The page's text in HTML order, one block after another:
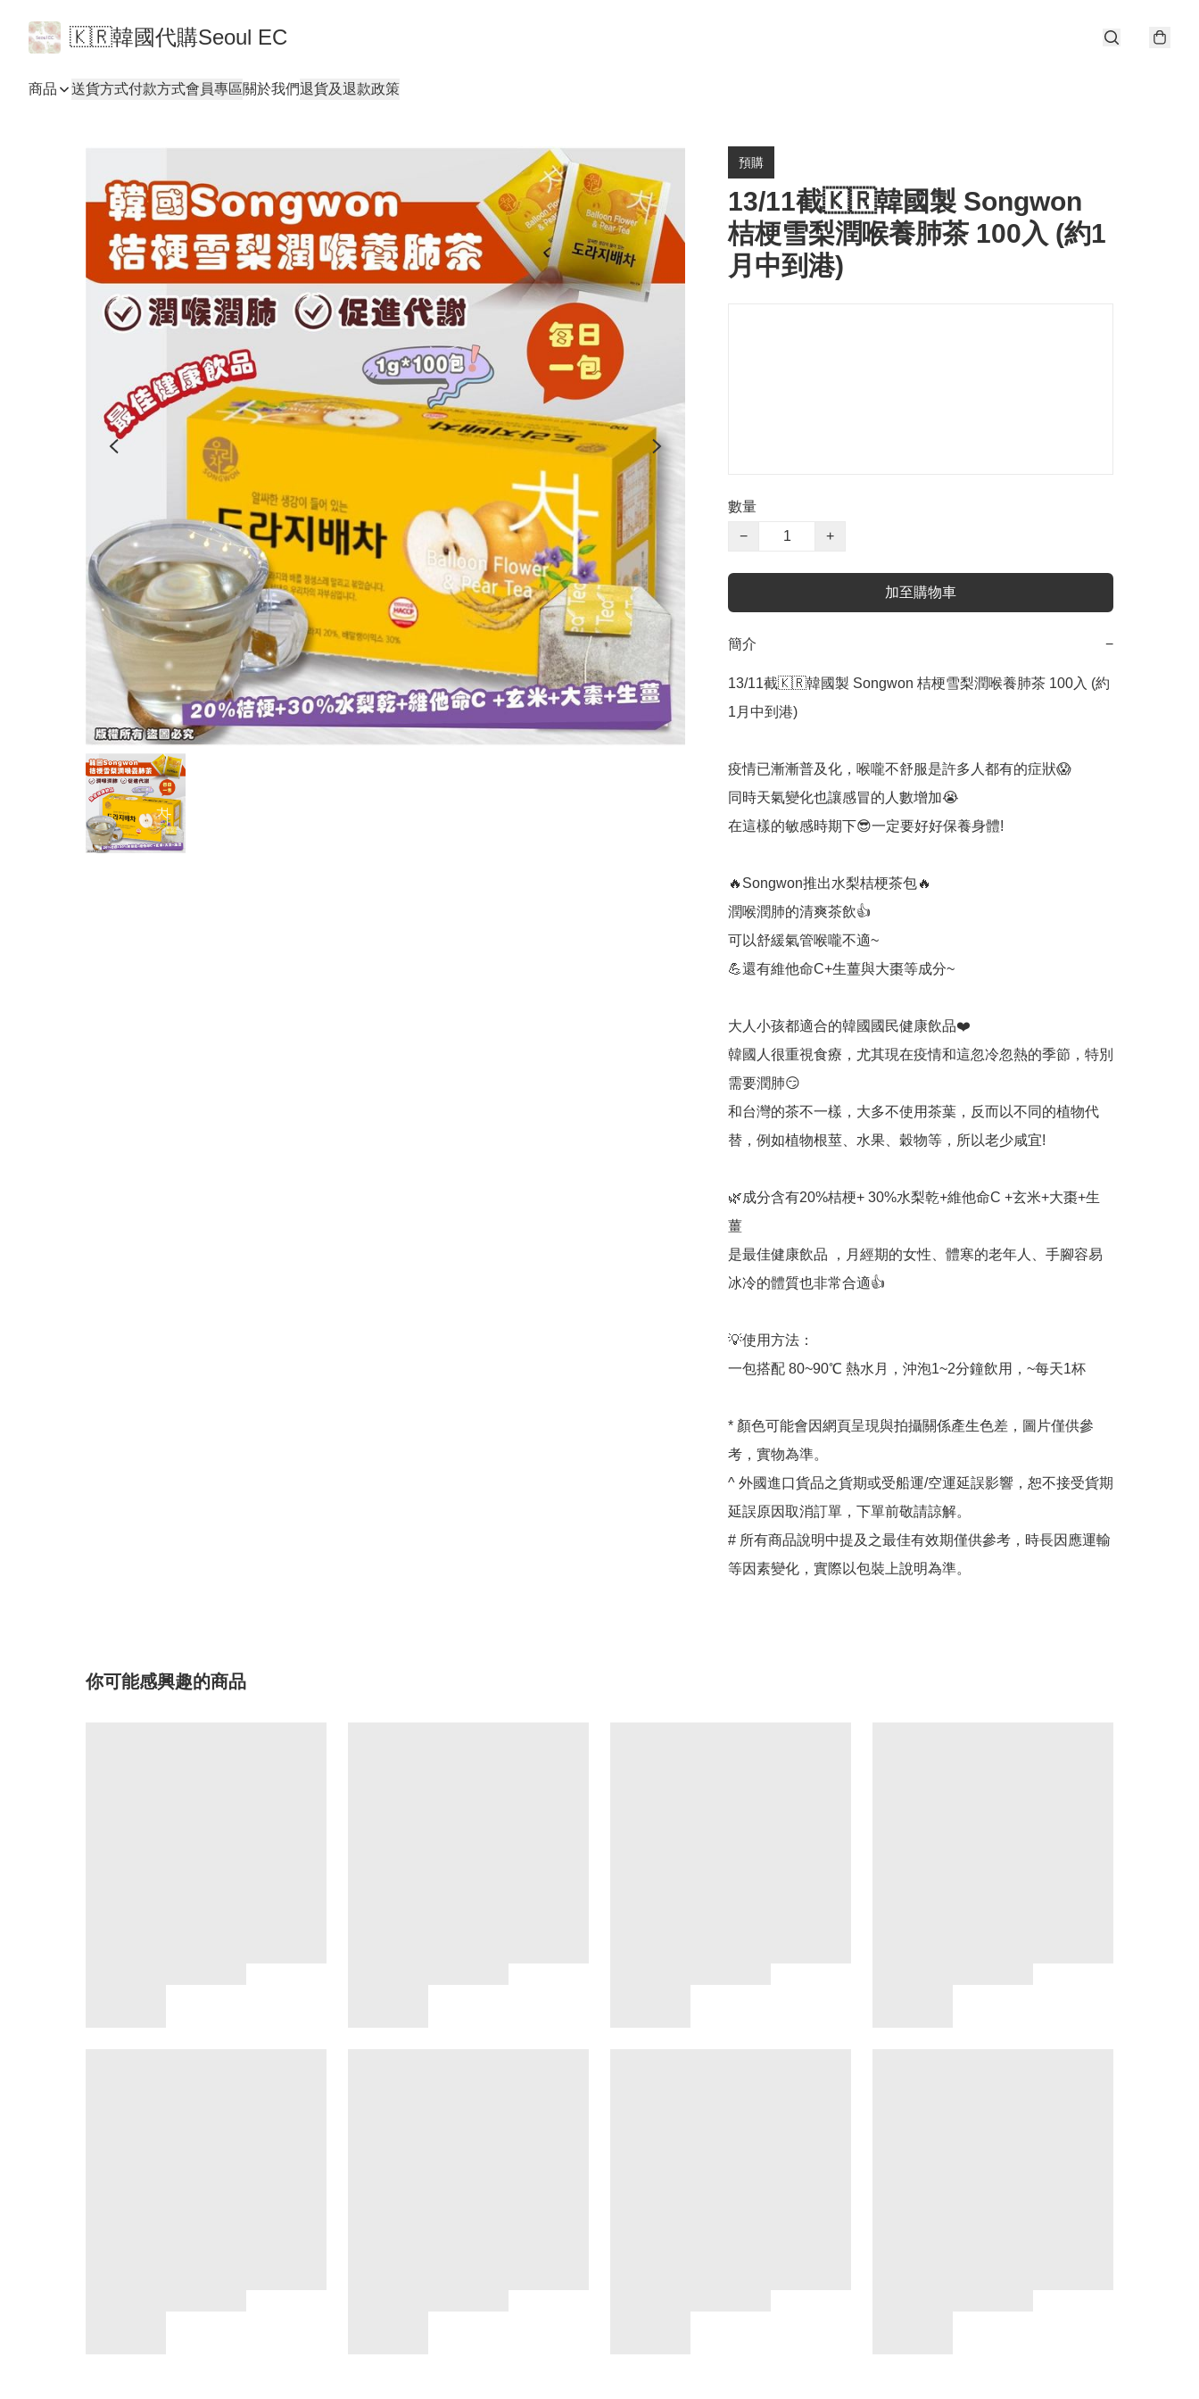
🇰🇷韓國代購Seoul EC
商品 送貨方式付款方式會員專區關於我們退貨及退款政策
預購
13/11截🇰🇷韓國製 Songwon
桔梗雪梨潤喉養肺茶 100入 (約1
月中到港)
數量
−
+
加至購物車
簡介 −
13/11截🇰🇷韓國製 Songwon 桔梗雪梨潤喉養肺茶 100入 (約
1月中到港)
疫情已漸漸普及化，喉嚨不舒服是許多人都有的症狀😱
同時天氣變化也讓感冒的人數增加😭
在這樣的敏感時期下😎一定要好好保養身體!
🔥Songwon推出水梨桔梗茶包🔥
潤喉潤肺的清爽茶飲👍
可以舒緩氣管喉嚨不適~
💪還有維他命C+生薑與大棗等成分~
大人小孩都適合的韓國國民健康飲品❤️
韓國人很重視食療，尤其現在疫情和這忽冷忽熱的季節，特別
需要潤肺😏
和台灣的茶不一樣，大多不使用茶葉，反而以不同的植物代
替，例如植物根莖、水果、穀物等，所以老少咸宜!
🌿成分含有20%桔梗+ 30%水梨乾+維他命C +玄米+大棗+生
薑
是最佳健康飲品 ，月經期的女性、體寒的老年人、手腳容易
冰冷的體質也非常合適👍
💡使用方法：
一包搭配 80~90℃ 熱水月，沖泡1~2分鐘飲用，~每天1杯
* 顏色可能會因網頁呈現與拍攝關係產生色差，圖片僅供參
考，實物為準。
^ 外國進口貨品之貨期或受船運/空運延誤影響，恕不接受貨期
延誤原因取消訂單，下單前敬請諒解。
# 所有商品說明中提及之最佳有效期僅供參考，時長因應運輸
你可能感興趣的商品